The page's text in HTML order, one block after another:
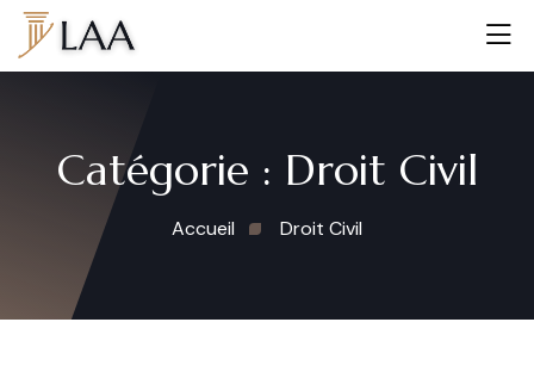
Catégorie : Droit Civil
Accueil Droit Civil